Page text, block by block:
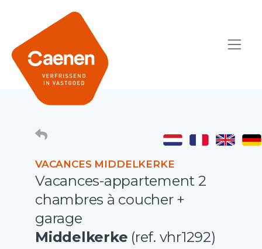
VACANCES MIDDELKERKE
Vacances-appartement 2
chambres à coucher +
garage
Middelkerke (ref. vhr1292)